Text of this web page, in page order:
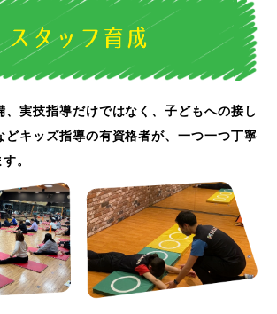
学生「ミライク（ジュニア
」がございます。なお、導
により異なりますので、お
、実技指導だけではなく、子どもへの接し
どキッズ指導の有資格者が、一つ一つ丁寧
。